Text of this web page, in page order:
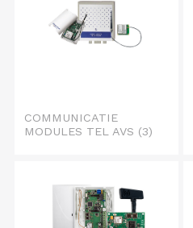
COMMUNICATIE
MODULES TEL AVS (3)